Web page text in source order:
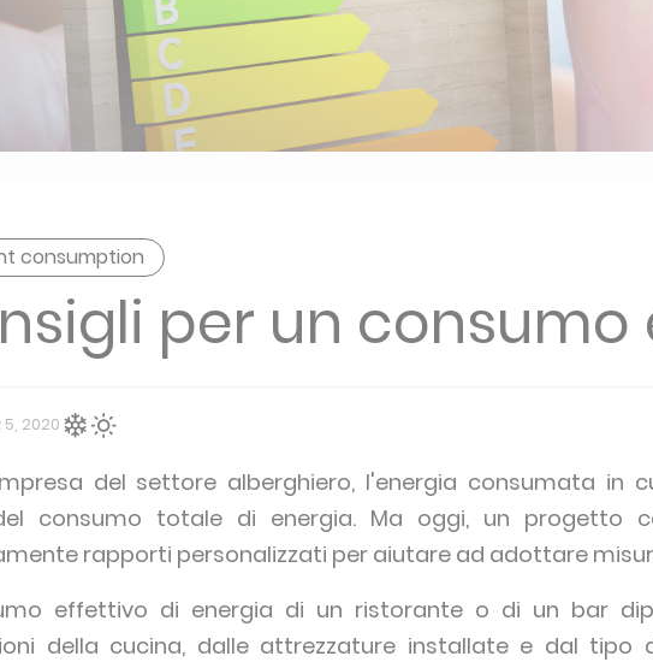
consumption
per un
5, 2020
del settore alberghiero, l'energia consumata in
consumo totale di energia. Ma oggi, un progetto
rapporti personalizzati per aiutare ad adottare
effettivo di energia di un ristorante o di un bar
della cucina, dalle attrezzature installate e dal tipo